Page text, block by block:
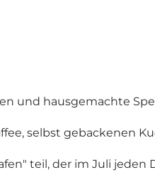
und hausgemachte
selbst gebackenen
teil, der im Juli